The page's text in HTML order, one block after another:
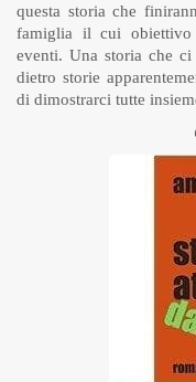
questa storia che
famiglia il cui obiettivo
eventi. Una storia che
dietro storie
di dimostrarci tutte